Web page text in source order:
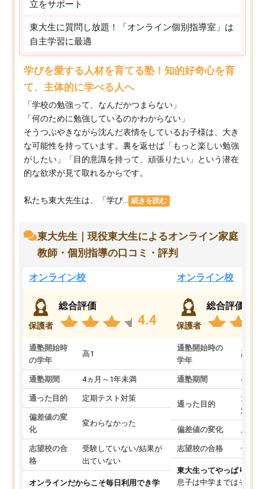
立をサポート
東大生に質問し放題！「オンライン個別指導室」は
自主学習に最適
学びを愛する人材を育てる塾！知的好奇心を育
て、主体的に学べる人へ
「学校の勉強って、なんだかつまらない」
「何のために勉強しているのかわからない」
そうつぶやきながら沈んだ表情をしているお子様は、大き
な可能性を持っています。裏を返せば「もっと楽しい勉強
がしたい」「目的意識を持って、頑張りたい」という潜在
的な欲求が見て取れるからです。
私たち東大先生は、「学び... 続きを読む
東大先生｜現役東大生によるオンライン家庭
教師・個別指導の口コミ・評判
オンライン校
保護者
総合評価
4.4
通塾開始時
の学年
高1
通塾期間 4ヵ月～1年未満
通った目的 定期テスト対策
偏差値の変
化
変わらなかった
志望校の合
格
受験していない/結果が
出ていない
オンラインだからこそ毎日利用でき学
オンライン校
保護者
総合評価
通塾開始時の
学年
高3
通塾期間 4ヵ月
通った目的
大学
対策
偏差値の変化 上が
志望校の合格 合格
東大生ってやっぱりすご
息子は中学まではそこそ